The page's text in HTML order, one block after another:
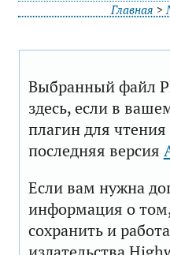
Главная >
Выбранный файл
здесь, если в
плагин для
последняя версия
Если вам нужна
информация о том,
сохранить и